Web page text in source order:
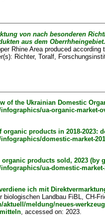
von nach besonderen
aus dem
Rhine Area produced
Richter, Toralf ,
of the Ukrainian Domestic
ua-organic-market-
organic products in 2018-2023:
domestic-market-
organic products sold, 2023 (by
ua-domestic-
ich mit
biologischen Landbau FiBL, CH-
aktuell/meldung/neues-
, accessed on: 2023.